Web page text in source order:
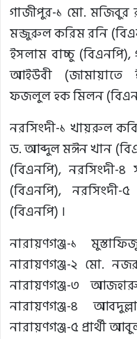
গাজীপুর-১ মো. মজিবুর
মন্জুরুল করিম রনি
ইসলাম বাচ্চু
আইউবী (জামায়াতে
ফজলুল হক মিলন
নরসিংদী-১ খায়রুল
ড. আব্দুল মঈন খান
(বিএনপি), নরসিংদী-
(বিএনপি),
(বিএনপি) ।
নারায়ণগঞ্জ-১
নারায়ণগঞ্জ-২ মো.
নারায়ণগঞ্জ-৩
নারায়ণগঞ্জ-৪
নারায়ণগঞ্জ-৫ প্রার্থী